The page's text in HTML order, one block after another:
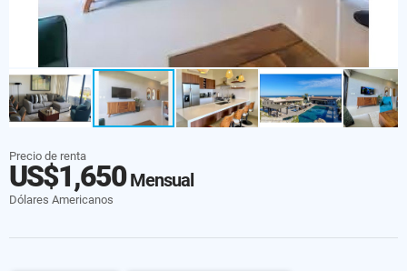
Precio de renta
US$1,650Mensual
Dólares Americanos